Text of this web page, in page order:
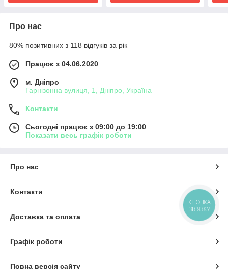
Про нас
80% позитивних з 118 відгуків за рік
Працює з 04.06.2020
м. Дніпро
Гарнізонна вулиця, 1, Дніпро, Україна
Контакти
Сьогодні працює з 09:00 до 19:00
Показати весь графік роботи
Про нас
Контакти
Доставка та оплата
Графік роботи
Повна версія сайту
КНОПКА
ЗВ'ЯЗКУ